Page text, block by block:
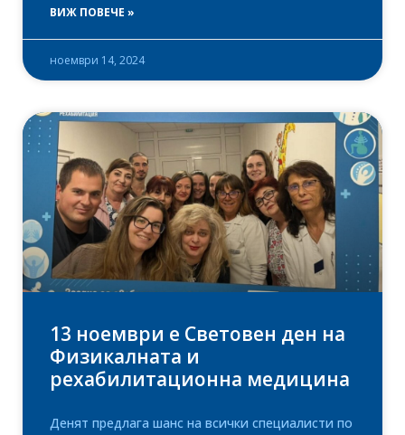
ВИЖ ПОВЕЧЕ »
ноември 14, 2024
13 ноември е Световен ден на
Физикалната и
рехабилитационна медицина
Денят предлага шанс на всички специалисти по